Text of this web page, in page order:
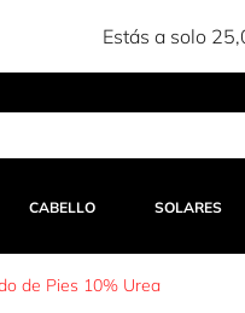
Estás a solo
CABELLO SOLARES
de Pies 10% Urea